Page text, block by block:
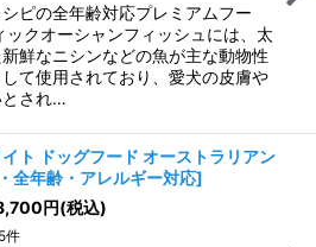
ピの全年齢対応プレミアムフー
ックオーシャンフィッシュには、太
鮮なニシンなどの魚が主な動物性
て使用されており、愛犬の皮膚や
とされ…
ト ドッグフード オーストラリアン
全年齢・アレルギー対応]
円(税込)
5件